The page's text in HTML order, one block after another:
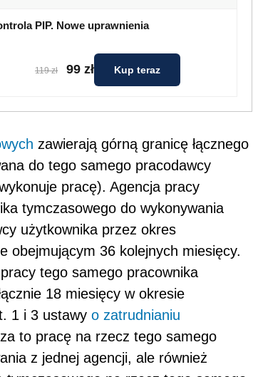
PIP. Nowe uprawnienia
119 zł 99 zł Kup teraz
zawierają górną granicę łącznego
do tego samego pracodawcy
pracę). Agencja pracy
tymczasowego do wykonywania
użytkownika przez okres
obejmującym 36 kolejnych miesięcy.
tego samego pracownika
18 miesięcy w okresie
1 i 3 ustawy o zatrudnianiu
to pracę na rzecz tego samego
z jednej agencji, ale również